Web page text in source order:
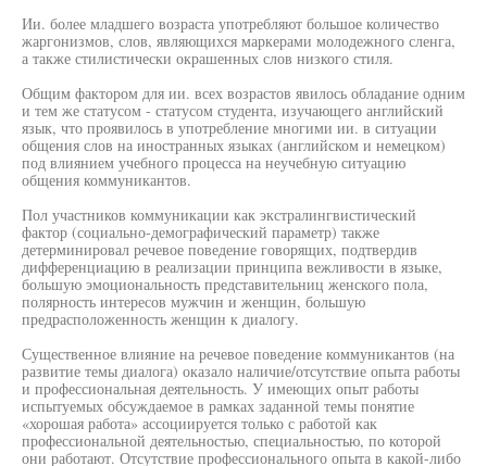
Ии. более младшего возраста употребляют большое количество
жаргонизмов, слов, являющихся маркерами молодежного сленга,
а также стилистически окрашенных слов низкого стиля.
Общим фактором для ии. всех возрастов явилось обладание одним
и тем же статусом - статусом студента, изучающего английский
язык, что проявилось в употребление многими ии. в ситуации
общения слов на иностранных языках (английском и немецком)
под влиянием учебного процесса на неучебную ситуацию
общения коммуникантов.
Пол участников коммуникации как экстралингвистический
фактор (социально-демографический параметр) также
детерминировал речевое поведение говорящих, подтвердив
дифференциацию в реализации принципа вежливости в языке,
большую эмоциональность представительниц женского пола,
полярность интересов мужчин и женщин, большую
предрасположенность женщин к диалогу.
Существенное влияние на речевое поведение коммуникантов (на
развитие темы диалога) оказало наличие/отсутствие опыта работы
и профессиональная деятельность. У имеющих опыт работы
испытуемых обсуждаемое в рамках заданной темы понятие
«хорошая работа» ассоциируется только с работой как
профессиональной деятельностью, специальностью, по которой
они работают. Отсутствие профессионального опыта в какой-либо